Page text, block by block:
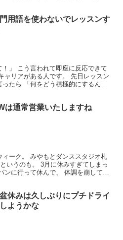
用語を使わないでレッスンす
！」 こう言われて即座に反応できて
ャリアがある人です。 先日レッスン
たら 「何をどう積極的にするんで
は通常営業いたしますね
ーク。 みやもとダンススタジオ札
いうのも。 3月に休みすぎてしまっ
に行って休んで、 体調を崩して休
休みは久しぶりにプチドライ
ようかな